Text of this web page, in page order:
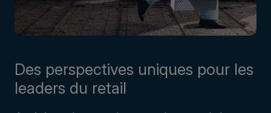
Des perspectives uniques pour les
leaders du retail